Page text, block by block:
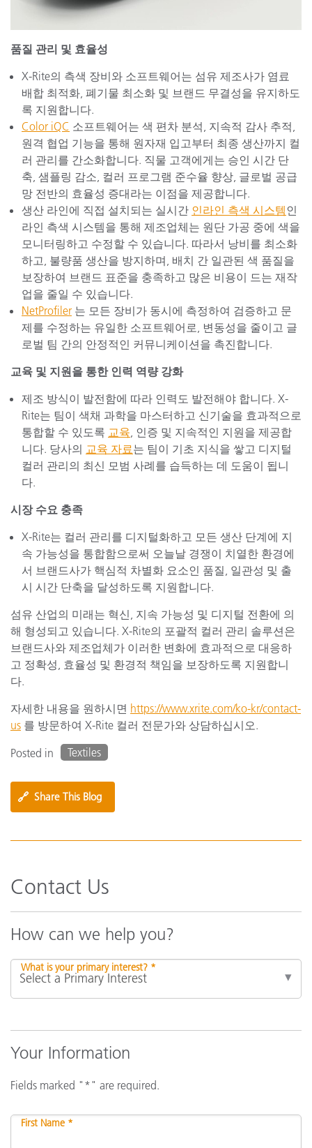
품질 관리 및 효율성
X-Rite의 측색 장비와 소프트웨어는 섬유 제조사가 염료
배합 최적화, 폐기물 최소화 및 브랜드 무결성을 유지하도
록 지원합니다.
Color iQC 소프트웨어는 색 편차 분석, 지속적 감사 추적,
원격 협업 기능을 통해 원자재 입고부터 최종 생산까지 컬
러 관리를 간소화합니다. 직물 고객에게는 승인 시간 단
축, 샘플링 감소, 컬러 프로그램 준수율 향상, 글로벌 공급
망 전반의 효율성 증대라는 이점을 제공합니다.
생산 라인에 직접 설치되는 실시간 인라인 측색 시스템 인
라인 측색 시스템을 통해 제조업체는 원단 가공 중에 색을
모니터링하고 수정할 수 있습니다. 따라서 낭비를 최소화
하고, 불량품 생산을 방지하며, 배치 간 일관된 색 품질을
보장하여 브랜드 표준을 충족하고 많은 비용이 드는 재작
업을 줄일 수 있습니다.
NetProfiler 는 모든 장비가 동시에 측정하여 검증하고 문
제를 수정하는 유일한 소프트웨어로, 변동성을 줄이고 글
로벌 팀 간의 안정적인 커뮤니케이션을 촉진합니다.
교육 및 지원을 통한 인력 역량 강화
제조 방식이 발전함에 따라 인력도 발전해야 합니다. X-
Rite는 팀이 색채 과학을 마스터하고 신기술을 효과적으로
통합할 수 있도록 교육, 인증 및 지속적인 지원을 제공합
니다. 당사의 교육 자료는 팀이 기초 지식을 쌓고 디지털
컬러 관리의 최신 모범 사례를 습득하는 데 도움이 됩니
다.
시장 수요 충족
X-Rite는 컬러 관리를 디지털화하고 모든 생산 단계에 지
속 가능성을 통합함으로써 오늘날 경쟁이 치열한 환경에
서 브랜드사가 핵심적 차별화 요소인 품질, 일관성 및 출
시 시간 단축을 달성하도록 지원합니다.
섬유 산업의 미래는 혁신, 지속 가능성 및 디지털 전환에 의
해 형성되고 있습니다. X-Rite의 포괄적 컬러 관리 솔루션은
브랜드사와 제조업체가 이러한 변화에 효과적으로 대응하
고 정확성, 효율성 및 환경적 책임을 보장하도록 지원합니
다.
자세한 내용을 원하시면 https://www.xrite.com/ko-kr/contact-
us 를 방문하여 X-Rite 컬러 전문가와 상담하십시오.
Posted in
Textiles
🔗 Share This Blog
Contact Us
How can we help you?
What is your primary interest? *
Your Information
Fields marked "*" are required.
First Name *